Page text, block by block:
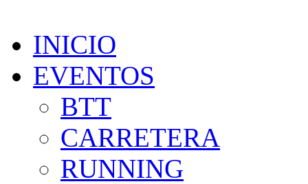
INICIO
EVENTOS
BTT
CARRETERA
RUNNING